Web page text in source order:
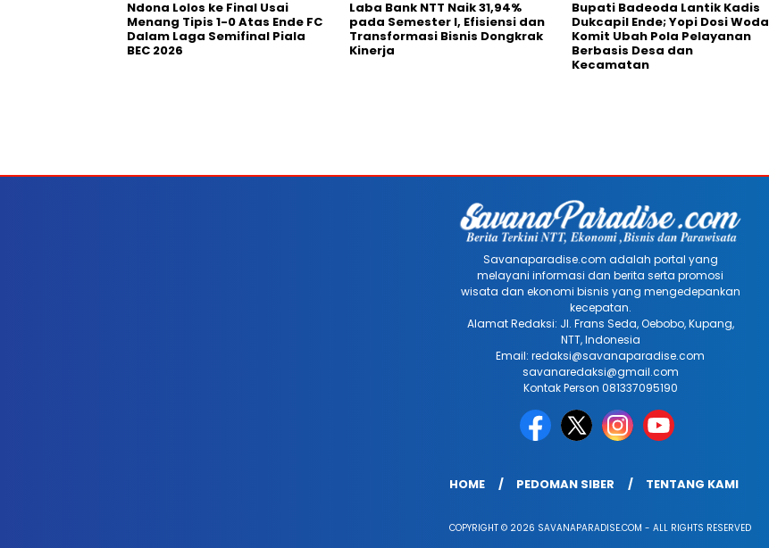
Ndona Lolos ke Final Usai
Menang Tipis 1-0 Atas Ende FC
Dalam Laga Semifinal Piala
BEC 2026
Laba Bank NTT Naik 31,94%
pada Semester I, Efisiensi dan
Transformasi Bisnis Dongkrak
Kinerja
Bupati Badeoda Lantik Kadis
Dukcapil Ende; Yopi Dosi Woda
Komit Ubah Pola Pelayanan
Berbasis Desa dan
Kecamatan
Savanaparadise.com adalah portal yang
melayani informasi dan berita serta promosi
wisata dan ekonomi bisnis yang mengedepankan
kecepatan.
Alamat Redaksi: Jl. Frans Seda, Oebobo, Kupang,
NTT, Indonesia
Email: redaksi@savanaparadise.com
savanaredaksi@gmail.com
Kontak Person 081337095190
HOME PEDOMAN SIBER TENTANG KAMI
COPYRIGHT © 2026 SAVANAPARADISE.COM - ALL RIGHTS RESERVED